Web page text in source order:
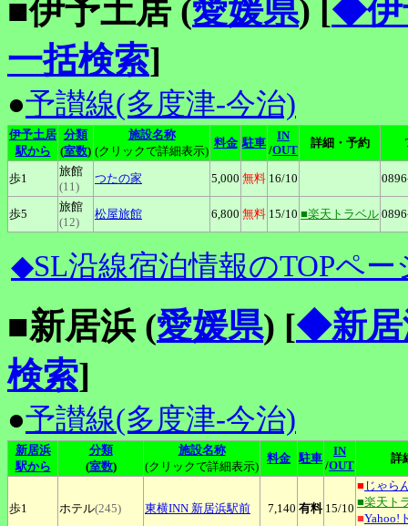
■伊予土居 (愛媛県) [◆伊
一括検索]
●予讃線(多度津-今治)
伊予土居
駅から
分類
(室数)
施設名称
(クリックで詳細表示)
料金 駐車
IN
/OUT
詳細・予約
歩1
旅館
(11)
つたの家 5,000 無料 16/10
歩5
旅館
(12)
松屋旅館 6,800 無料 15/10 ■楽天トラベル
◆SL沿線宿泊情報のTOPペー
■新居浜 (愛媛県) [◆新居
検索]
●予讃線(多度津-今治)
新居浜
駅から
分類
(室数)
施設名称
(クリックで詳細表示)
料金 駐車
IN
/OUT
詳
歩1 ホテル(245) 東横INN 新居浜駅前 7,140 有料 15/10
■ じゃら
■楽天ト
■Yahoo!